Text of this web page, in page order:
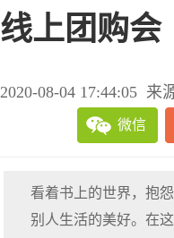
线上团购会
2020-08-04 17:44:05 来
微信
看着书上的世界，抱
别人生活的美好。在